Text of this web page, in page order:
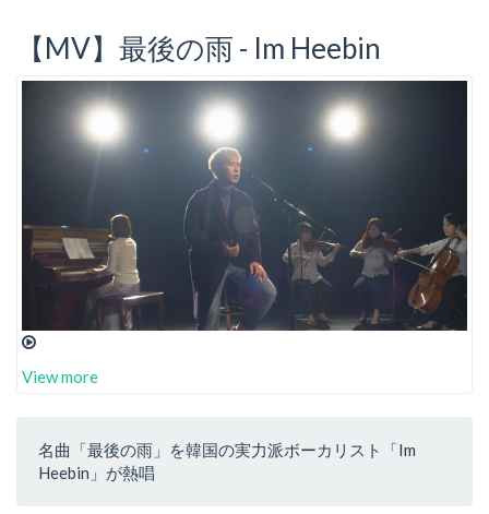
【MV】最後の雨 - Im Heebin
View more
名曲「最後の雨」を韓国の実力派ボーカリスト「Im
Heebin」が熱唱